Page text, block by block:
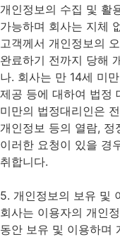
개인정보의 수집 및 활
가능하며 회사는 지체
고객께서 개인정보의
완료하기 전까지 당해
나. 회사는 만 14세 미
제공 등에 대하여 법정
미만의 법정대리인은
개인정보 등의 열람,
이러한 요청이 있을 경
취합니다.
5. 개인정보의 보유 및
회사는 이용자의 개인
동안 보유 및 이용하며